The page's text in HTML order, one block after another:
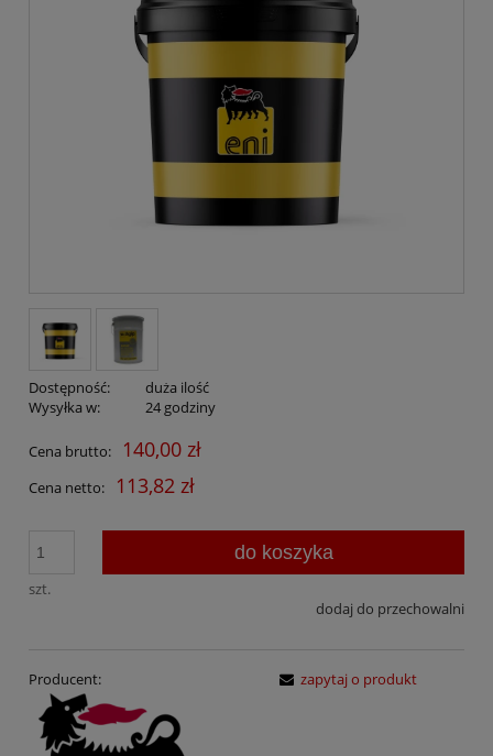
Dostępność:
duża ilość
Wysyłka w:
24 godziny
Cena brutto: 140,00 zł
Cena netto: 113,82 zł
szt.
do koszyka
dodaj do przechowalni
Producent: zapytaj o produkt